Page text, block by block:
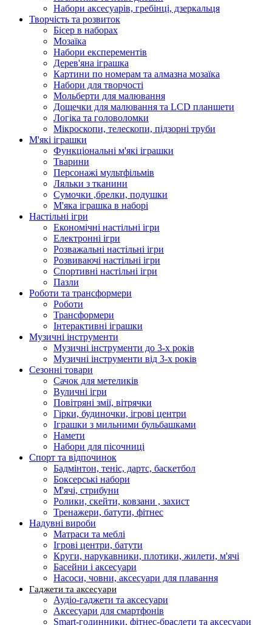
Набори аксесуарів, гребінці, дзеркальця
Творчість та розвиток
Бісер в наборах
Мозаїка
Набори експерементів
Дерев'яна іграшка
Картини по номерам та алмазна мозаїка
Набори для творчості
Мольберти для малювання
Дощечки для малювання та LCD планшети
Логіка та головоломки
Мікроскопи, телескопи, підзорні труби
М'які іграшки
Функціональні м'які іграшки
Тварини
Персонажі мультфільмів
Ляльки з тканини
Сумочки ,брелки, подушки
М'яка іграшка в наборі
Настільні ігри
Економічні настільні ігри
Електронні ігри
Розважальні настільні ігри
Розвиваючі настільні ігри
Спортивні настільні ігри
Пазли
Роботи та трансформери
Роботи
Трансформери
Інтерактивні іграшки
Музичні інструменти
Музичні інструменти до 3-х років
Музичні інструменти від 3-х років
Сезонні товари
Сачок для метеликів
Вуличні ігри
Повітряні змії, вітрячки
Гірки, будиночки, ігрові центри
Іграшки з мильними бульбашками
Намети
Набори для пісочниці
Спорт та відпочинок
Бадмінтон, теніс, дартс, баскетбол
Боксерські набори
М'ячі, стрибуни
Ролики, скейти, ковзани , захист
Тренажери, батути, фітнес
Надувні вироби
Матраси та меблі
Ігрові центри, батути
Круги, нарукавники, плотики, жилети, м'ячі
Басейни і аксесуари
Насоси, човни, аксесуари для плавання
Гаджети та аксесуари
Аудіо-гаджети та аксесуари
Аксесуари для смартфонів
Smart-годинники, фітнес-браслети та аксесуари